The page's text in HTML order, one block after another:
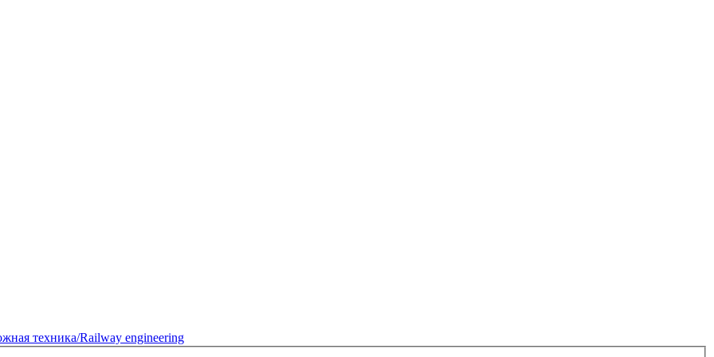
техника/Railway engineering